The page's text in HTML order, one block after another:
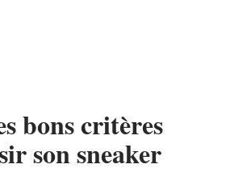
bons critères
son sneaker